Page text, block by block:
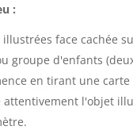
:
illustrées face cachée
groupe d'enfants
en tirant une
attentivement l'objet